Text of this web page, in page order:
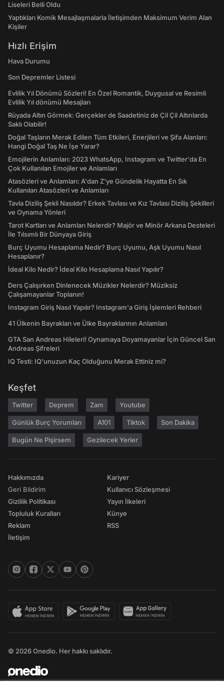
Liseleri Belli Oldu
Yaptıkları Komik Mesajlaşmalarla İletişimden Maksimum Verim Alan
Kişiler
Hızlı Erişim
Hava Durumu
Son Depremler Listesi
Evlilik Yıl Dönümü Sözleri! En Özel Romantik, Duygusal ve Resimli
Evlilik Yıl dönümü Mesajları
Rüyada Altın Görmek: Gerçekler de Saadetiniz de Çil Çil Altınlarda
Saklı Olabilir!
Doğal Taşların Merak Edilen Tüm Etkileri, Enerjileri ve Şifa Alanları:
Hangi Doğal Taş Ne İşe Yarar?
Emojilerin Anlamları: 2023 WhatsApp, Instagram ve Twitter'da En
Çok Kullanılan Emojiler ve Anlamları
Atasözleri ve Anlamları: A'dan Z'ye Gündelik Hayatta En Sık
Kullanılan Atasözleri ve Anlamları
Tavla Diziliş Şekli Nasıldır? Erkek Tavlası ve Kız Tavlası Diziliş Şekilleri
ve Oynama Yönleri
Tarot Kartları ve Anlamları Nelerdir? Majör ve Minör Arkana Desteleri
İle Tılsımlı Bir Dünyaya Giriş
Burç Uyumu Hesaplama Nedir? Burç Uyumu, Aşk Uyumu Nasıl
Hesaplanır?
İdeal Kilo Nedir? İdeal Kilo Hesaplama Nasıl Yapılır?
Ders Çalışırken Dinlenecek Müzikler Nelerdir? Müziksiz
Çalışamayanlar Toplanın!
Instagram Giriş Nasıl Yapılır? Instagram'a Giriş İşlemleri Rehberi
41 Ülkenin Bayrakları ve Ülke Bayraklarının Anlamları
GTA San Andreas Hileleri! Oynamaya Doyamayanlar İçin Güncel San
Andreas Şifreleri
IQ Testi: IQ'unuzun Kaç Olduğunu Merak Ettiniz mi?
Keşfet
Twitter Deprem Zam Youtube
Günlük Burç Yorumları A101 Tiktok Son Dakika
Bugün Ne Pişirsem Gezilecek Yerler
Hakkımızda
Geri Bildirim
Gizlilik Politikası
Topluluk Kuralları
Reklam
İletişim
Kariyer
Kullanıcı Sözleşmesi
Yayın İlkeleri
Künye
RSS
© 2026 Onedio. Her hakkı saklıdır.